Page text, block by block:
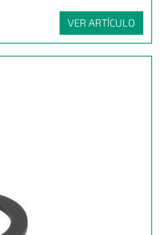
VER ARTÍCULO